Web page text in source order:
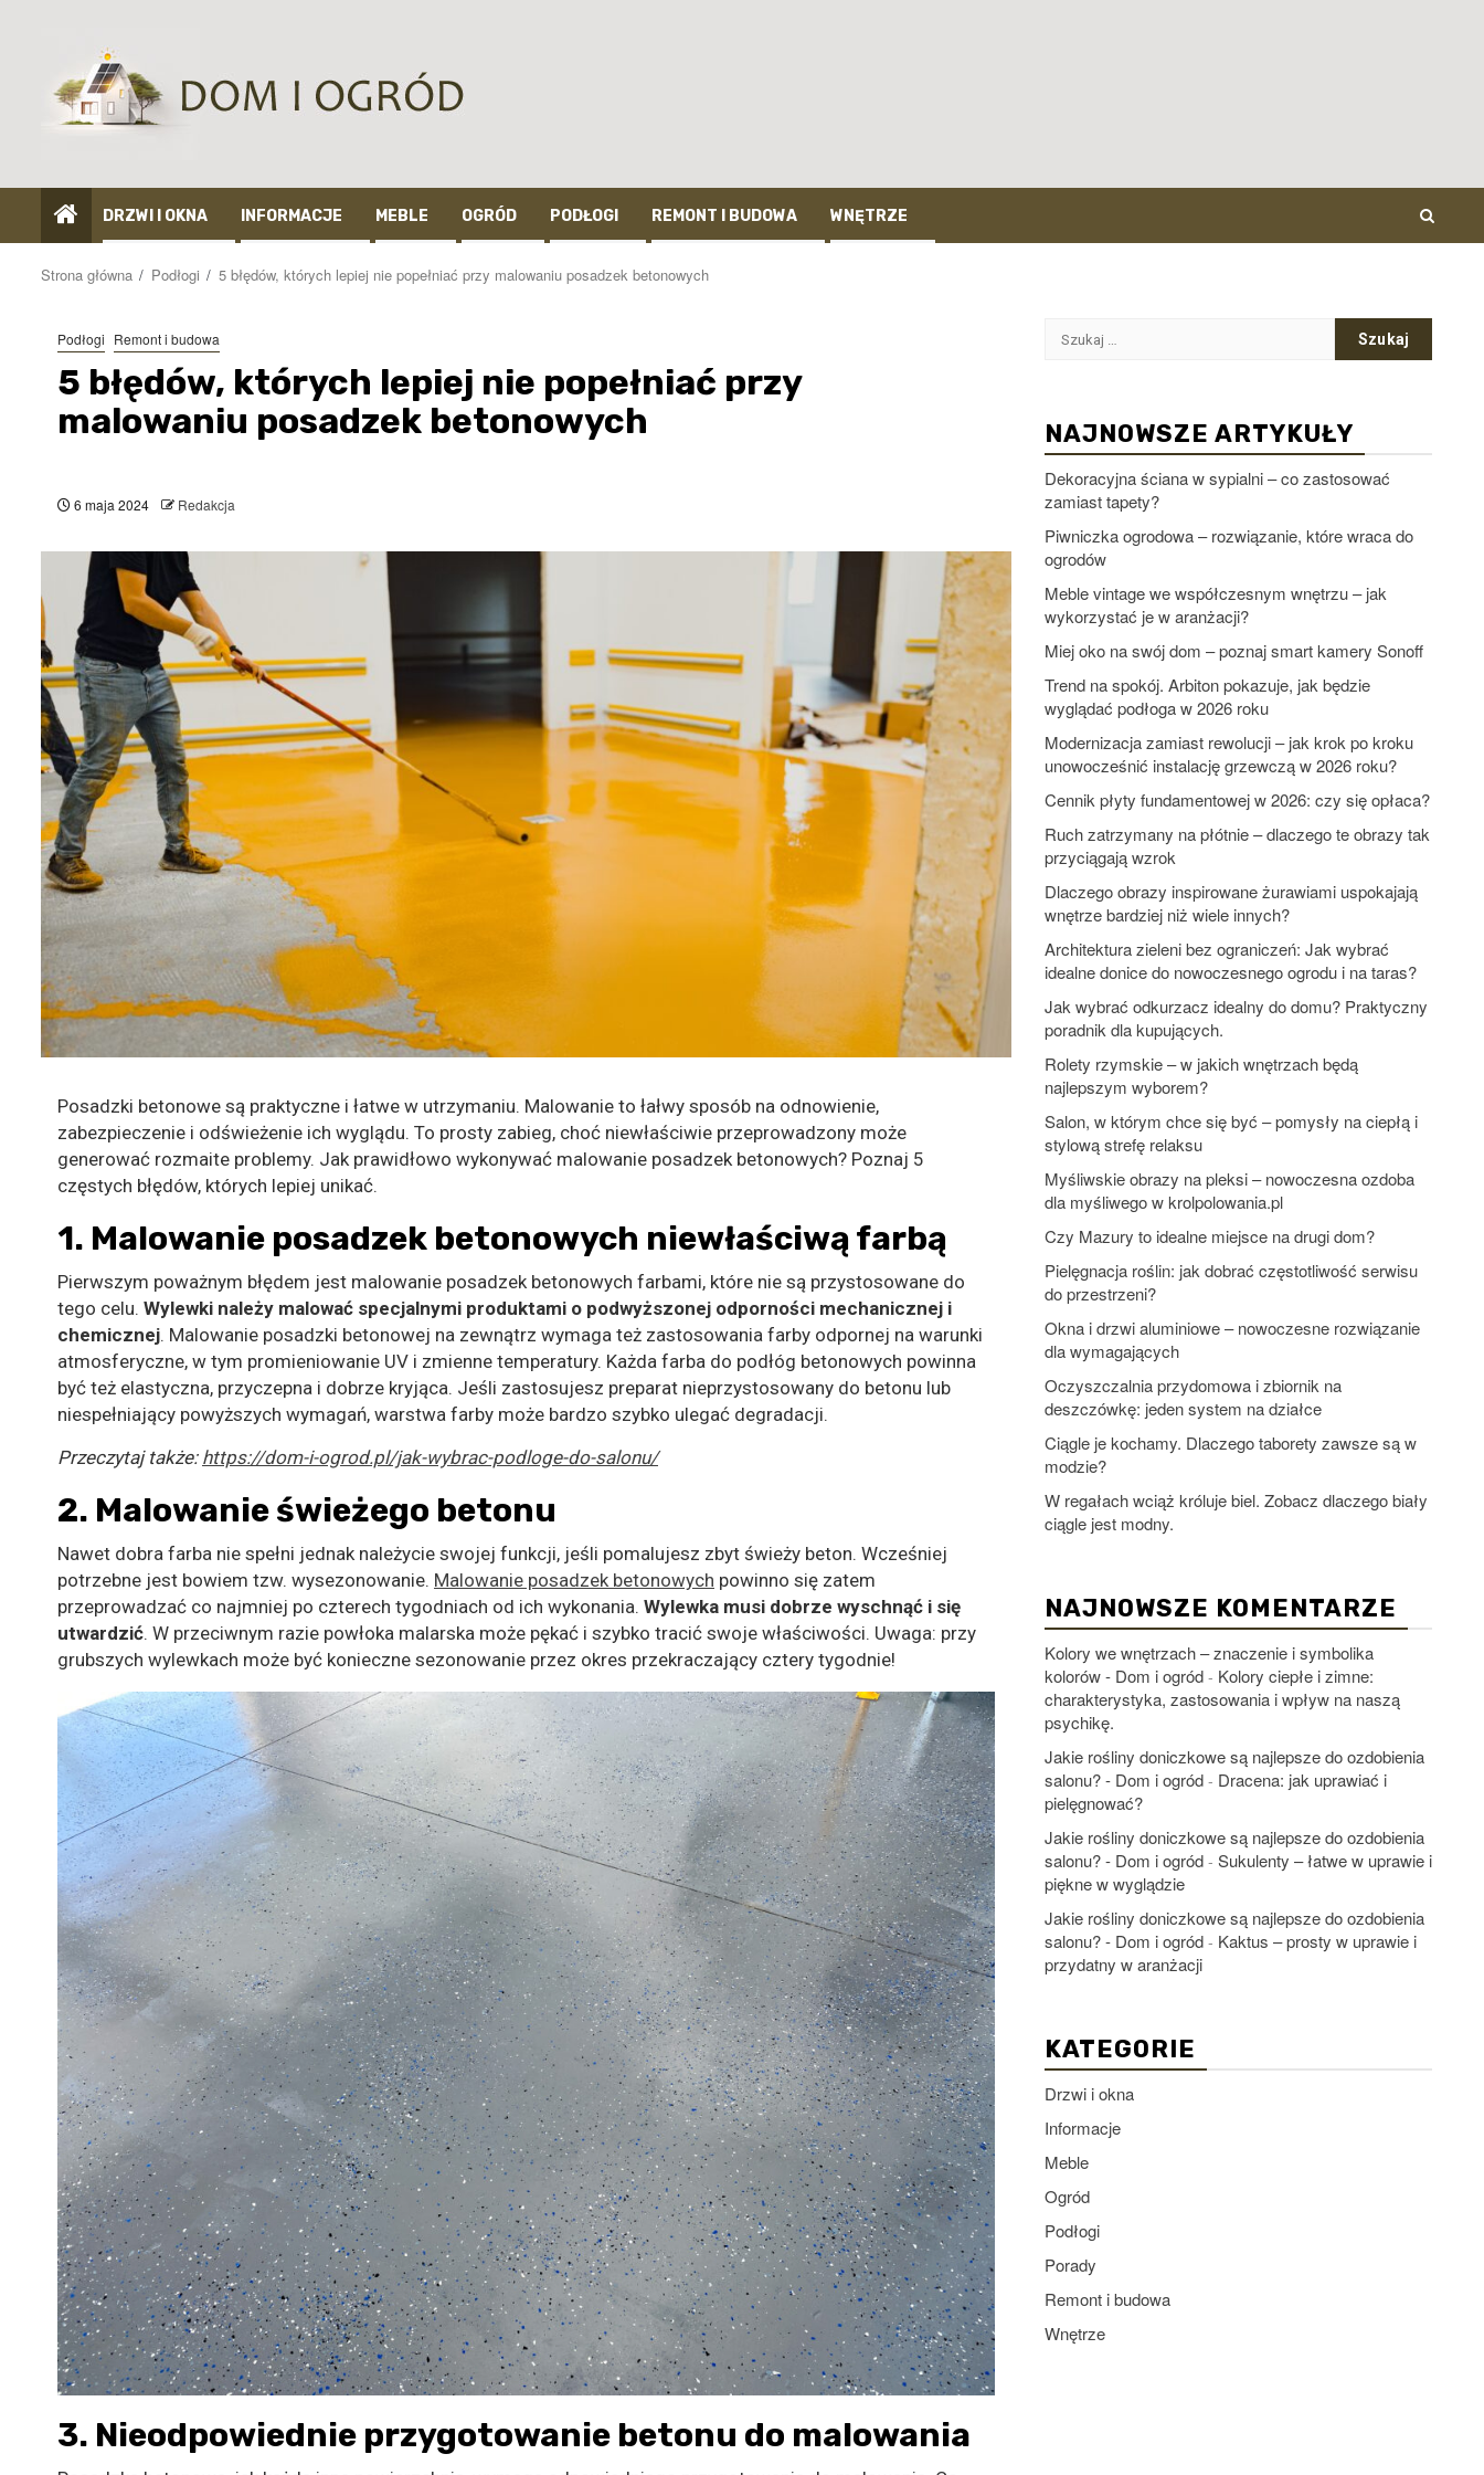
DRZWI I OKNA INFORMACJE MEBLE OGRÓD PODŁOGI REMONT I BUDOWA WNĘTRZE
Strona główna Podłogi 5 błędów, których lepiej nie popełniać przy malowaniu posadzek betonowych
Podłogi Remont i budowa
5 błędów, których lepiej nie popełniać przy
malowaniu posadzek betonowych
6 maja 2024 Redakcja
Posadzki betonowe są praktyczne i łatwe w utrzymaniu. Malowanie to łałwy sposób na odnowienie,
zabezpieczenie i odświeżenie ich wyglądu. To prosty zabieg, choć niewłaściwie przeprowadzony może
generować rozmaite problemy. Jak prawidłowo wykonywać malowanie posadzek betonowych? Poznaj 5
częstych błędów, których lepiej unikać.
1. Malowanie posadzek betonowych niewłaściwą farbą
Pierwszym poważnym błędem jest malowanie posadzek betonowych farbami, które nie są przystosowane do
tego celu. Wylewki należy malować specjalnymi produktami o podwyższonej odporności mechanicznej i
chemicznej. Malowanie posadzki betonowej na zewnątrz wymaga też zastosowania farby odpornej na warunki
atmosferyczne, w tym promieniowanie UV i zmienne temperatury. Każda farba do podłóg betonowych powinna
być też elastyczna, przyczepna i dobrze kryjąca. Jeśli zastosujesz preparat nieprzystosowany do betonu lub
niespełniający powyższych wymagań, warstwa farby może bardzo szybko ulegać degradacji.
Przeczytaj także: https://dom-i-ogrod.pl/jak-wybrac-podloge-do-salonu/
2. Malowanie świeżego betonu
Nawet dobra farba nie spełni jednak należycie swojej funkcji, jeśli pomalujesz zbyt świeży beton. Wcześniej
potrzebne jest bowiem tzw. wysezonowanie. Malowanie posadzek betonowych powinno się zatem
przeprowadzać co najmniej po czterech tygodniach od ich wykonania. Wylewka musi dobrze wyschnąć i się
utwardzić. W przeciwnym razie powłoka malarska może pękać i szybko tracić swoje właściwości. Uwaga: przy
grubszych wylewkach może być konieczne sezonowanie przez okres przekraczający cztery tygodnie!
3. Nieodpowiednie przygotowanie betonu do malowania
Szukaj:
NAJNOWSZE ARTYKUŁY
Dekoracyjna ściana w sypialni – co zastosować
zamiast tapety?
Piwniczka ogrodowa – rozwiązanie, które wraca do
ogrodów
Meble vintage we współczesnym wnętrzu – jak
wykorzystać je w aranżacji?
Miej oko na swój dom – poznaj smart kamery Sonoff
Trend na spokój. Arbiton pokazuje, jak będzie
wyglądać podłoga w 2026 roku
Modernizacja zamiast rewolucji – jak krok po kroku
unowocześnić instalację grzewczą w 2026 roku?
Cennik płyty fundamentowej w 2026: czy się opłaca?
Ruch zatrzymany na płótnie – dlaczego te obrazy tak
przyciągają wzrok
Dlaczego obrazy inspirowane żurawiami uspokajają
wnętrze bardziej niż wiele innych?
Architektura zieleni bez ograniczeń: Jak wybrać
idealne donice do nowoczesnego ogrodu i na taras?
Jak wybrać odkurzacz idealny do domu? Praktyczny
poradnik dla kupujących.
Rolety rzymskie – w jakich wnętrzach będą
najlepszym wyborem?
Salon, w którym chce się być – pomysły na ciepłą i
stylową strefę relaksu
Myśliwskie obrazy na pleksi – nowoczesna ozdoba
dla myśliwego w krolpolowania.pl
Czy Mazury to idealne miejsce na drugi dom?
Pielęgnacja roślin: jak dobrać częstotliwość serwisu
do przestrzeni?
Okna i drzwi aluminiowe – nowoczesne rozwiązanie
dla wymagających
Oczyszczalnia przydomowa i zbiornik na
deszczówkę: jeden system na działce
Ciągle je kochamy. Dlaczego taborety zawsze są w
modzie?
W regałach wciąż króluje biel. Zobacz dlaczego biały
ciągle jest modny.
NAJNOWSZE KOMENTARZE
Kolory we wnętrzach – znaczenie i symbolika
kolorów - Dom i ogród - Kolory ciepłe i zimne:
charakterystyka, zastosowania i wpływ na naszą
psychikę.
Jakie rośliny doniczkowe są najlepsze do ozdobienia
salonu? - Dom i ogród - Dracena: jak uprawiać i
pielęgnować?
Jakie rośliny doniczkowe są najlepsze do ozdobienia
salonu? - Dom i ogród - Sukulenty – łatwe w uprawie i
piękne w wyglądzie
Jakie rośliny doniczkowe są najlepsze do ozdobienia
salonu? - Dom i ogród - Kaktus – prosty w uprawie i
przydatny w aranżacji
KATEGORIE
Drzwi i okna
Informacje
Meble
Ogród
Podłogi
Porady
Remont i budowa
Wnętrze